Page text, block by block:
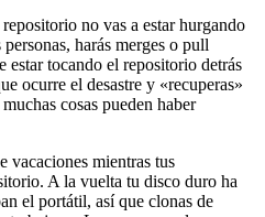
no vas a estar hurgando
harás merges o pull
estar tocando el repositorio detrás
ocurre el desastre y «recuperas»
cosas pueden haber
vacaciones mientras tus
A la vuelta tu disco duro ha
el portátil, así que clonas de